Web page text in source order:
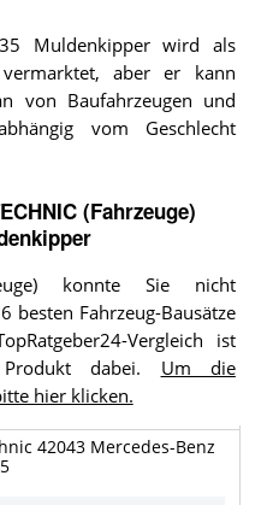
Muldenkipper wird als
vermarktet, aber er kann
von Baufahrzeugen und
vom Geschlecht
(Fahrzeuge)
konnte Sie nicht
besten Fahrzeug-Bausätze
Vergleich ist
dabei. Um die
hier klicken.
42043 Mercedes-Benz